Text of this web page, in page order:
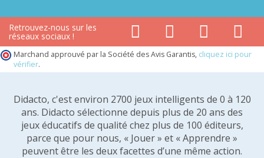
Retrouvez-nous sur les
réseaux sociaux !
Marchand approuvé par la Société des Avis Garantis, cliquez ici pour
vérifier.
Didacto, c'est environ 2700 jeux intelligents de 0 à 120
ans. Didacto sélectionne depuis plus de 20 ans des
jeux éducatifs de qualité chez plus de 100 éditeurs,
parce que pour nous, « Jouer » et « Apprendre »
peuvent être les deux facettes d’une même action.